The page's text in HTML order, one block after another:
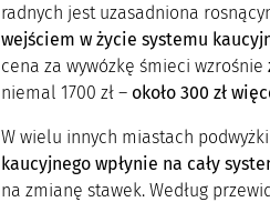
radnych jest uzasadniona
wejściem w życie systemu
cena za wywózkę śmieci wzrośnie
niemal 1700 zł – około 300 zł
W wielu innych miastach
kaucyjnego wpłynie na cały
na zmianę stawek. Według